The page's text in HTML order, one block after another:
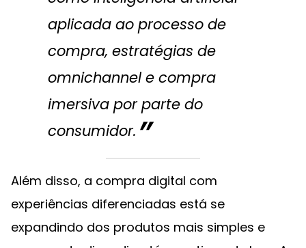
aplicada ao processo de
compra, estratégias de
omnichannele compra
imersiva por parte do
consumidor.
Além disso, a compra digital com
experiências diferenciadas está se
expandindo dos produtos mais simples e